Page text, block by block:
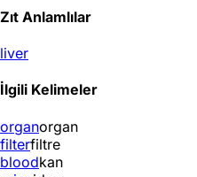
Zıt Anlamlılar
liver
İlgili Kelimeler
organorgan
filterfiltre
bloodkan